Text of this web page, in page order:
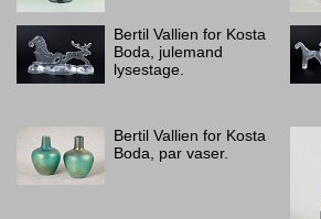
Bertil Vallien for Kosta
Boda, julemand
lysestage.
Bertil Vallien for Kosta
Boda, par vaser.